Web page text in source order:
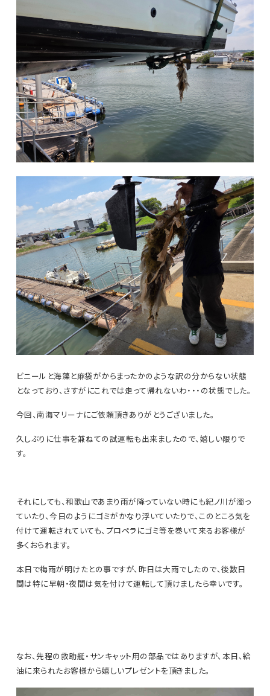
ビニールと海藻と麻袋がからまったかのような訳の分からない状態
となっており、さすがにこれでは走って帰れないわ・・・の状態でした。
今回、南海マリーナにご依頼頂きありがとうございました。
久しぶりに仕事を兼ねての試運転も出来ましたので、嬉しい限りで
す。
それにしても、和歌山であまり雨が降っていない時にも紀ノ川が濁っ
ていたり、今日のようにゴミがかなり浮いていたりで、このところ気を
付けて運転されていても、プロペラにゴミ等を巻いて来るお客様が
多くおられます。
本日で梅雨が明けたとの事ですが、昨日は大雨でしたので、後数日
間は特に早朝・夜間は気を付けて運転して頂けましたら幸いです。
なお、先程の救助艇・サンキャット用の部品ではありますが、本日、給
油に来られたお客様から嬉しいプレゼントを頂きました。